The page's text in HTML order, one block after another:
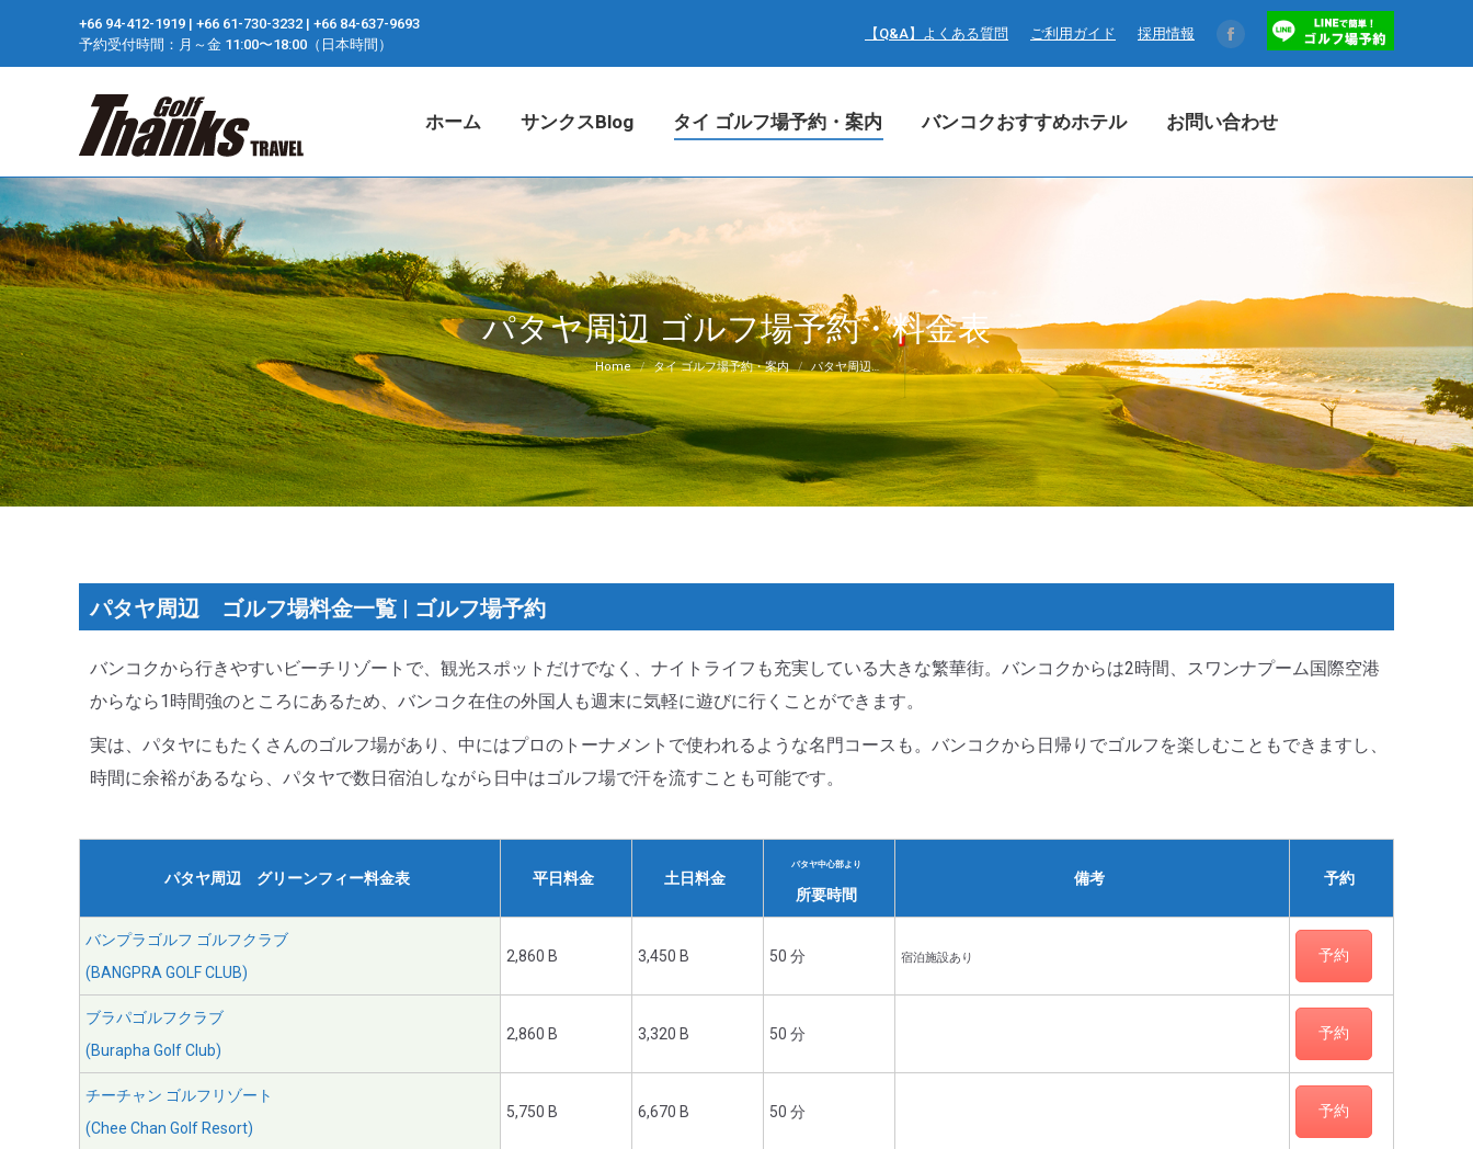
+66 94-412-1919 ​| +66 61-730-3232 ​| +66 84-637-9693
予約受付時間：月～金 11:00〜18:00（日本時間）
【Q&A】よくある質問 ご利用ガイド 採用情報
Facebook
page
in
ホーム サンクスBlog タイ ゴルフ場予約・案内 バンコクおすすめホテル お問い合わせ
パタヤ周辺 ゴルフ場予約・料金表
You are here:
Home タイ ゴルフ場予約・案内 パタヤ周辺…
パタヤ周辺 ゴルフ場料金一覧 | ゴルフ場予約
バンコクから行きやすいビーチリゾートで、観光スポットだけでなく、ナイトライフも充実している大きな繁華街。バンコクからは2時間、スワンナプーム国際空港
からなら1時間強のところにあるため、バンコク在住の外国人も週末に気軽に遊びに行くことができます。
実は、パタヤにもたくさんのゴルフ場があり、中にはプロのトーナメントで使われるような名門コースも。バンコクから日帰りでゴルフを楽しむこともできますし、
時間に余裕があるなら、パタヤで数日宿泊しながら日中はゴルフ場で汗を流すことも可能です。
パタヤ周辺 グリーンフィー料金表 平日料金 土日料金
パタヤ中心部より
所要時間
備考 予約
バンプラゴルフ ゴルフクラブ
(BANGPRA GOLF CLUB)
2,860 B 3,450 B 50 分 宿泊施設あり 予約
ブラパゴルフクラブ
(Burapha Golf Club)
2,860 B 3,320 B 50 分 予約
チーチャン ゴルフリゾート
(Chee Chan Golf Resort)
5,750 B 6,670 B 50 分 予約
タイ ゴルフ場予約・案内 バンコクおすすめホテル お問い合わせ